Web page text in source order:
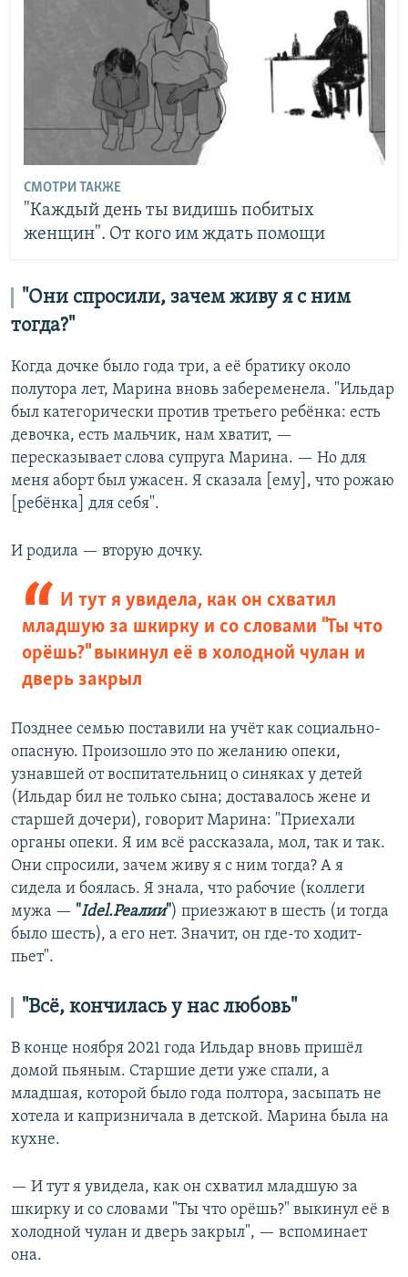
СМОТРИ ТАКЖЕ
"Каждый день ты видишь побитых
женщин". От кого им ждать помощи
"Они спросили, зачем живу я с ним
тогда?"
Когда дочке было года три, а её братику около
полутора лет, Марина вновь забеременела. "Ильдар
был категорически против третьего ребёнка: есть
девочка, есть мальчик, нам хватит, —
пересказывает слова супруга Марина. — Но для
меня аборт был ужасен. Я сказала [ему], что рожаю
[ребёнка] для себя".
И родила — вторую дочку.
И тут я увидела, как он схватил
младшую за шкирку и со словами "Ты что
орёшь?" выкинул её в холодной чулан и
дверь закрыл
Позднее семью поставили на учёт как социально-
опасную. Произошло это по желанию опеки,
узнавшей от воспитательниц о синяках у детей
(Ильдар бил не только сына; доставалось жене и
старшей дочери), говорит Марина: "Приехали
органы опеки. Я им всё рассказала, мол, так и так.
Они спросили, зачем живу я с ним тогда? А я
сидела и боялась. Я знала, что рабочие (коллеги
мужа — "Idel.Реалии") приезжают в шесть (и тогда
было шесть), а его нет. Значит, он где-то ходит-
пьет".
"Всё, кончилась у нас любовь"
В конце ноября 2021 года Ильдар вновь пришёл
домой пьяным. Старшие дети уже спали, а
младшая, которой было года полтора, засыпать не
хотела и капризничала в детской. Марина была на
кухне.
— И тут я увидела, как он схватил младшую за
шкирку и со словами "Ты что орёшь?" выкинул её в
холодной чулан и дверь закрыл", — вспоминает
она.